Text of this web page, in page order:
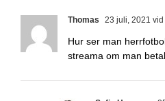
Thomas 23 juli, 2021 vid
Hur ser man
streama om man